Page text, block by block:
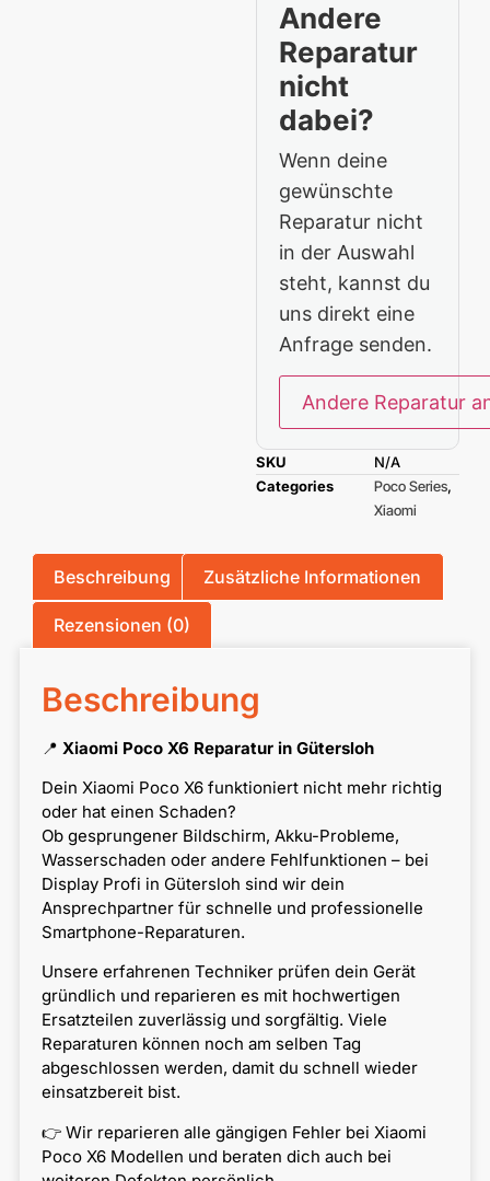
Andere
Reparatur
nicht
dabei?
Wenn deine
gewünschte
Reparatur nicht
in der Auswahl
steht, kannst du
uns direkt eine
Anfrage senden.
Andere Reparatur
SKU
N/A
Categories
Poco Series,
Xiaomi
Beschreibung Zusätzliche Informationen
Rezensionen (0)
Beschreibung
📍 Xiaomi Poco X6 Reparatur in Gütersloh
Dein Xiaomi Poco X6 funktioniert nicht mehr richtig
oder hat einen Schaden?
Ob gesprungener Bildschirm, Akku-Probleme,
Wasserschaden oder andere Fehlfunktionen – bei
Display Profi in Gütersloh sind wir dein
Ansprechpartner für schnelle und professionelle
Smartphone-Reparaturen.
Unsere erfahrenen Techniker prüfen dein Gerät
gründlich und reparieren es mit hochwertigen
Ersatzteilen zuverlässig und sorgfältig. Viele
Reparaturen können noch am selben Tag
abgeschlossen werden, damit du schnell wieder
einsatzbereit bist.
👉 Wir reparieren alle gängigen Fehler bei Xiaomi
Poco X6 Modellen und beraten dich auch bei